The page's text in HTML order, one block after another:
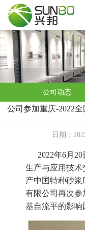
公司动态
公司参加重庆-2022
日期：
2022年6月20
生产与应用技术
产中国特种砂
有限公司再次参
基自流平的影响